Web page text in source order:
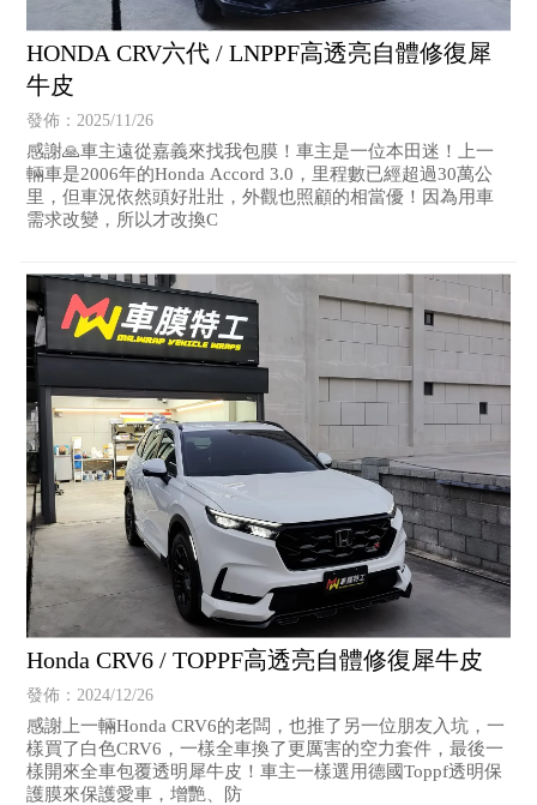
HONDA CRV六代 / LNPPF高透亮自體修復犀
牛皮
發佈：2025/11/26
感謝🙏車主遠從嘉義來找我包膜！車主是一位本田迷！上一
輛車是2006年的Honda Accord 3.0，里程數已經超過30萬公
里，但車況依然頭好壯壯，外觀也照顧的相當優！因為用車
需求改變，所以才改換C
Honda CRV6 / TOPPF高透亮自體修復犀牛皮
發佈：2024/12/26
感謝上一輛Honda CRV6的老闆，也推了另一位朋友入坑，一
樣買了白色CRV6，一樣全車換了更厲害的空力套件，最後一
樣開來全車包覆透明犀牛皮！車主一樣選用德國Toppf透明保
護膜來保護愛車，增艷、防